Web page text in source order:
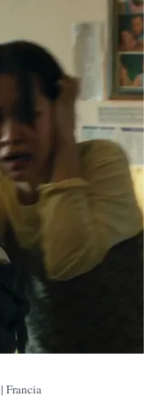
Francia